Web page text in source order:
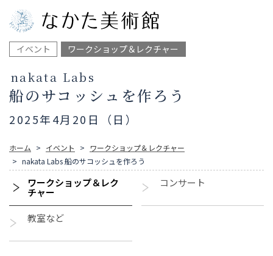
イベント ワークショップ＆レクチャー
nakata Labs
船のサコッシュを作ろう
2025年4月20日（日）
ホーム イベント
ワークショップ＆レクチャー
nakata Labs 船のサコッシュを作ろう
ワークショップ＆レク
チャー
コンサート
教室など